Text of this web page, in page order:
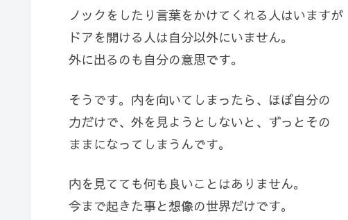
ノックをしたり言葉をかけてくれる人はいますが
ドアを開ける人は自分以外にいません。
外に出るのも自分の意思です。
そうです。内を向いてしまったら、ほぼ自分の
力だけで、外を見ようとしないと、ずっとその
ままになってしまうんです。
内を見てても何も良いことはありません。
今まで起きた事と想像の世界だけです。